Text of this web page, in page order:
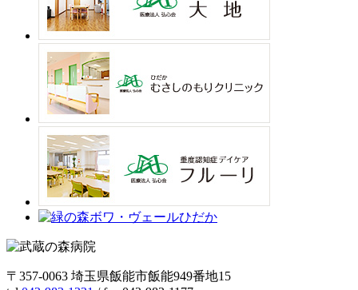
〒357-0063 埼玉県飯能市飯能949番地15